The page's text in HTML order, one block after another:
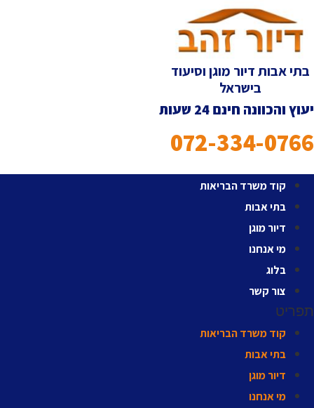
לתוכן
בתי אבות דיור מוגן וסיעוד
בישראל
יעוץ והכוונה חינם 24 שעות
072-334-0766
קוד משרד הבריאות
בתי אבות
דיור מוגן
מי אנחנו
בלוג
צור קשר
תפריט
קוד משרד הבריאות
בתי אבות
דיור מוגן
מי אנחנו